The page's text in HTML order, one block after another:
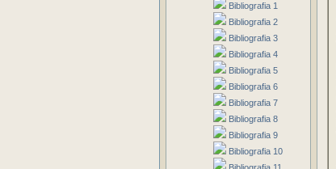
Bibliografia 1
Bibliografia 2
Bibliografia 3
Bibliografia 4
Bibliografia 5
Bibliografia 6
Bibliografia 7
Bibliografia 8
Bibliografia 9
Bibliografia 10